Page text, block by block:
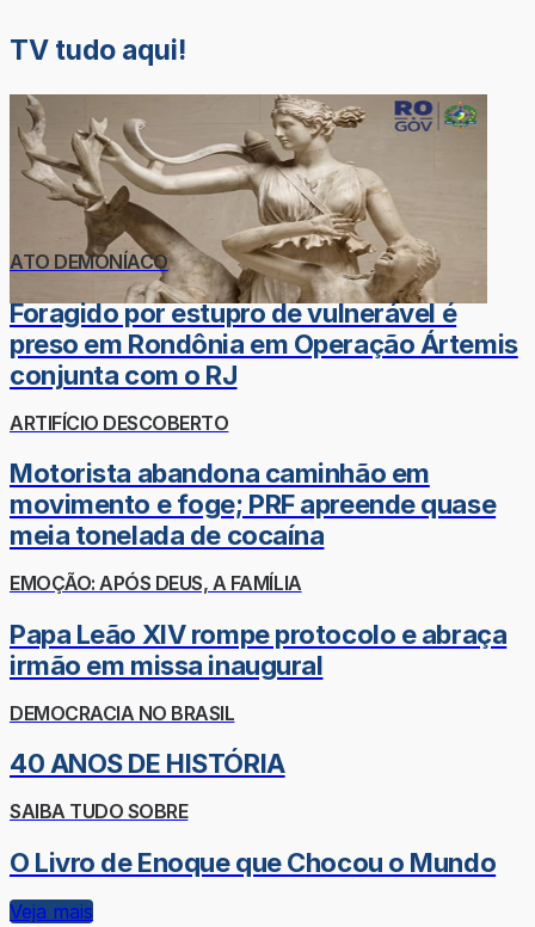
TV tudo aqui!
ATO DEMONÍACO
Foragido por estupro de vulnerável é
preso em Rondônia em Operação Ártemis
conjunta com o RJ
ARTIFÍCIO DESCOBERTO
Motorista abandona caminhão em
movimento e foge; PRF apreende quase
meia tonelada de cocaína
EMOÇÃO: APÓS DEUS, A FAMÍLIA
Papa Leão XIV rompe protocolo e abraça
irmão em missa inaugural
DEMOCRACIA NO BRASIL
40 ANOS DE HISTÓRIA
SAIBA TUDO SOBRE
O Livro de Enoque que Chocou o Mundo
Veja mais